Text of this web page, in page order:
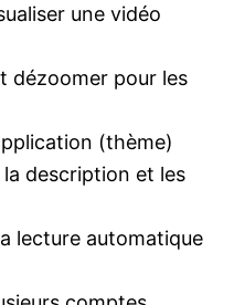
une vidéo
dézoomer pour les
(thème)
description et les
lecture automatique